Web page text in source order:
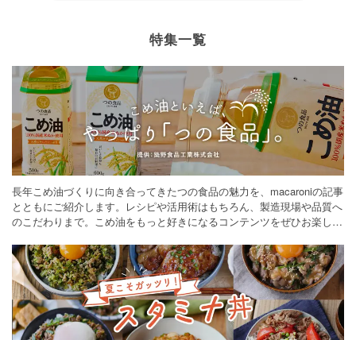
特集一覧
長年こめ油づくりに向き合ってきたつの食品の魅力を、macaroniの記事
とともにご紹介します。レシピや活用術はもちろん、製造現場や品質へ
のこだわりまで。こめ油をもっと好きになるコンテンツをぜひお楽しみ